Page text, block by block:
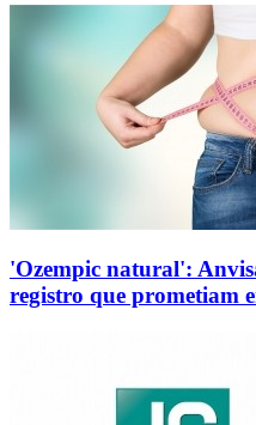
'Ozempic natural':
registro que prometiam